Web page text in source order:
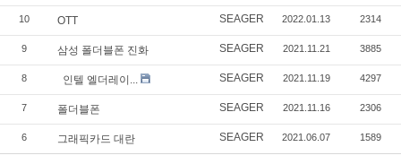
10 OTT SEAGER 2022.01.13 2314
9 삼성 폴더블폰 진화 SEAGER 2021.11.21 3885
8 인텔 엘더레이... SEAGER 2021.11.19 4297
7 폴더블폰 SEAGER 2021.11.16 2306
6 그래픽카드 대란 SEAGER 2021.06.07 1589